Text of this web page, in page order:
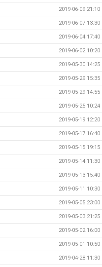
2019-06-09 21:10
2019-06-07 13:30
2019-06-04 17:40
2019-06-02 10:20
2019-05-30 14:25
2019-05-29 15:35
2019-05-29 14:55
2019-05-25 10:24
2019-05-19 12:20
2019-05-17 16:40
2019-05-15 19:15
2019-05-14 11:30
2019-05-13 15:40
2019-05-11 10:30
2019-05-05 23:00
2019-05-03 21:25
2019-05-02 16:00
2019-05-01 10:50
2019-04-28 11:30